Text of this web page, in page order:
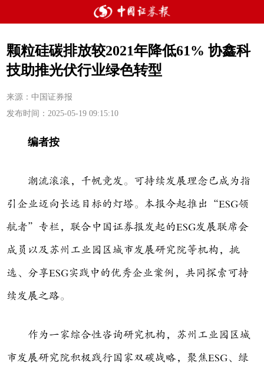
颗粒硅碳排放较2021年降低61% 协鑫科
技助推光伏行业绿色转型
来源：中国证券报
发布时间：2025-05-19 09:15:10
编者按
潮流滚滚，千帆竞发。可持续发展理念已成为指
引企业迈向长远目标的灯塔。本报今起推出“ESG领
航者”专栏，联合中国证券报发起的ESG发展联席会
成员以及苏州工业园区城市发展研究院等机构，挑
选、分享ESG实践中的优秀企业案例，共同探索可持
续发展之路。
作为一家综合性咨询研究机构，苏州工业园区城
市发展研究院积极践行国家双碳战略，聚焦ESG、绿